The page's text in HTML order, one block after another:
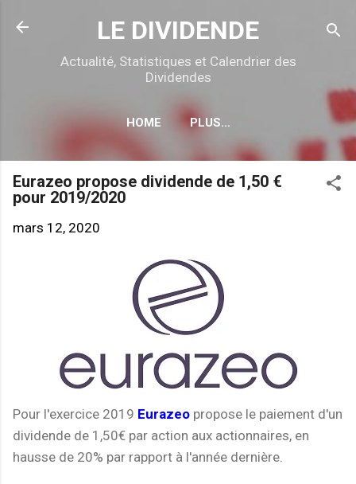
Accéder au contenu principal
LE DIVIDENDE
Actualité, Statistiques et Calendrier des
Dividendes
HOME PLUS…
CALENDRIER DÉTACHEMENTS
Eurazeo propose dividende de 1,50 €
pour 2019/2020
mars 12, 2020
Pour l'exercice 2019 Eurazeo propose le paiement d'un
dividende de 1,50€ par action aux actionnaires, en
hausse de 20% par rapport à l'année dernière.